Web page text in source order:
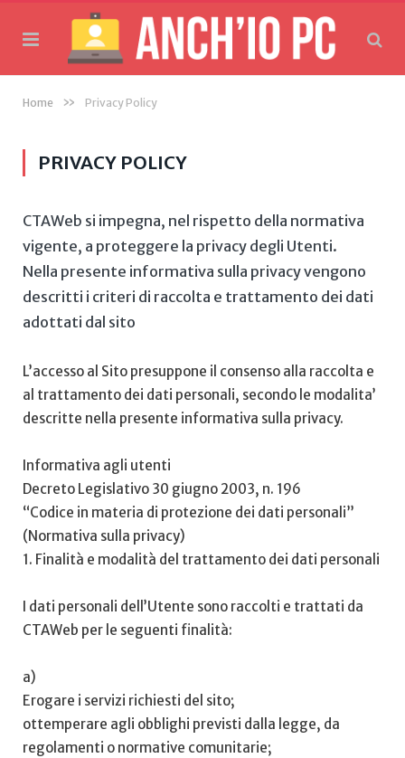
Home » Privacy Policy
PRIVACY POLICY
CTAWeb si impegna, nel rispetto della normativa
vigente, a proteggere la privacy degli Utenti.
Nella presente informativa sulla privacy vengono
descritti i criteri di raccolta e trattamento dei dati
adottati dal sito
L’accesso al Sito presuppone il consenso alla raccolta e
al trattamento dei dati personali, secondo le modalita’
descritte nella presente informativa sulla privacy.
Informativa agli utenti
Decreto Legislativo 30 giugno 2003, n. 196
“Codice in materia di protezione dei dati personali”
(Normativa sulla privacy)
1. Finalità e modalità del trattamento dei dati personali
I dati personali dell’Utente sono raccolti e trattati da
CTAWeb per le seguenti finalità:
a)
Erogare i servizi richiesti del sito;
ottemperare agli obblighi previsti dalla legge, da
regolamenti o normative comunitarie;